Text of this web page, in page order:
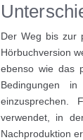
Der Weg bis zur
Hörbuchversion
ebenso wie das
Bedingungen
einzusprechen.
verwendet, in
Nachproduktion